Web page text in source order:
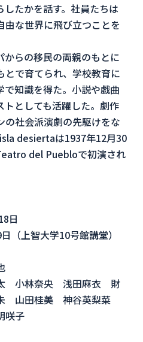
たかを話す。社員たちは
な世界に飛び立つことを
らの移民の両親のもとに
とで育てられ、学校教育に
知識を得た。小説や戯曲
としても活躍した。劇作
の社会派演劇の先駆けをな
desiertaは1937年12月30
del Puebloで初演され
日
上智大学10号館講堂）
小林奈央 浅田麻衣 財
山田桂美 神谷英梨菜
咲子